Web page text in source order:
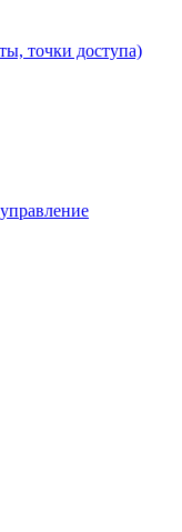
точки доступа)